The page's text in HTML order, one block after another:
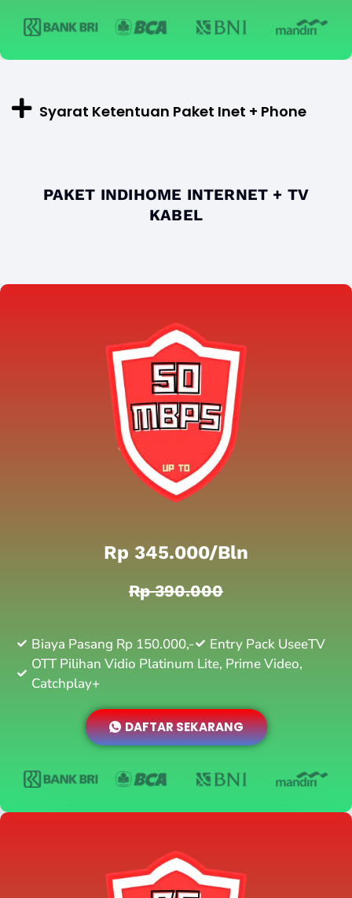
Syarat Ketentuan Paket Inet + Phone
PAKET INDIHOME INTERNET + TV
KABEL
Rp 345.000/bln
Rp 390.000
Biaya Pasang Rp 150.000,-
Entry Pack UseeTV
OTT Pilihan Vidio Platinum Lite, Prime Video,
Catchplay+
DAFTAR SEKARANG